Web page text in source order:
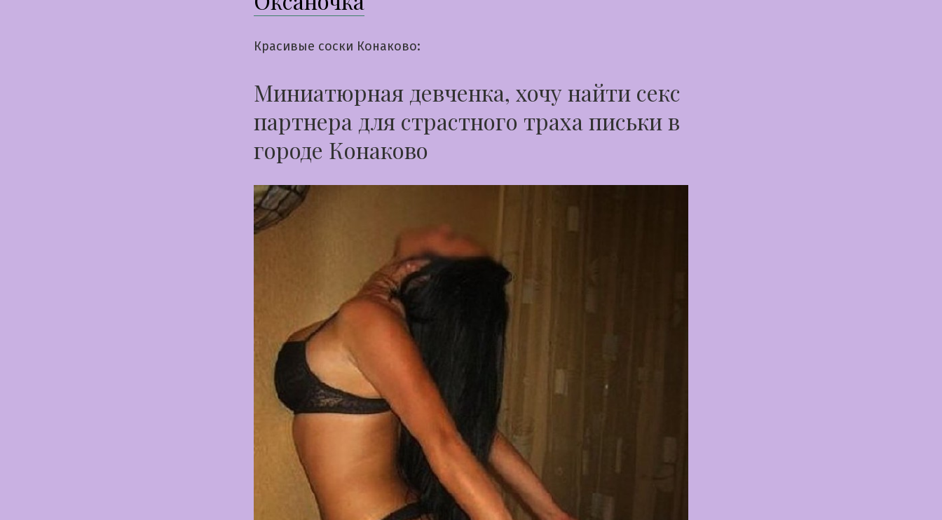
Красивые соски Конаково:
Миниатюрная девченка, хочу найти секс
партнера для страстного траха письки в
городе Конаково